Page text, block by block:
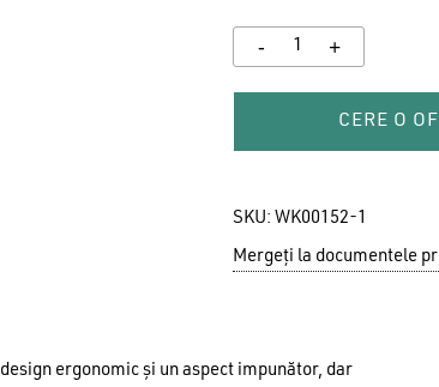
Nu ai
GO
CERE O
SKU: WK00152-1
Mergeți la documentele
ergonomic și un aspect impunător, dar